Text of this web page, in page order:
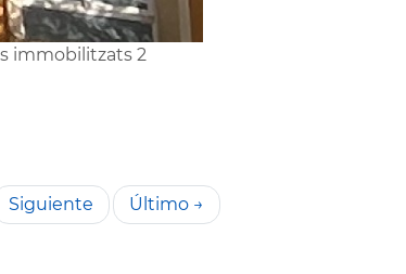
immobilitzats 2
Siguiente Último →